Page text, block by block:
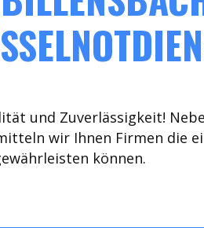
und Zuverlässigkeit!
wir Ihnen Firmen die
können.